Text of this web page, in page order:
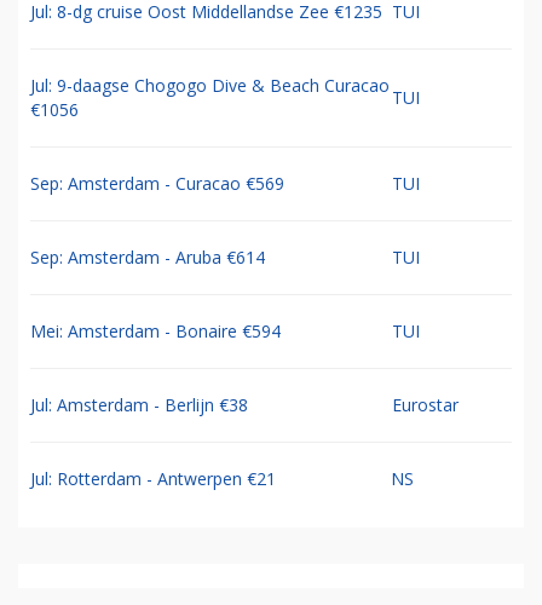
Jul: 8-dg cruise Oost Middellandse Zee €1235 TUI
Jul: 9-daagse Chogogo Dive & Beach Curacao
€1056
TUI
Sep: Amsterdam - Curacao €569 TUI
Sep: Amsterdam - Aruba €614 TUI
Mei: Amsterdam - Bonaire €594 TUI
Jul: Amsterdam - Berlijn €38 Eurostar
Jul: Rotterdam - Antwerpen €21 NS